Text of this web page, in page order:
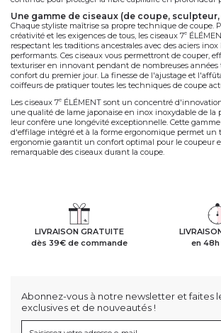
des produits de soin pour les cheveux
Offrez une cure de beauté à vos cheveux avec la ligne
"Care Line" ! Avec le sérum aux protéines de soie et le
aux extraits de protéines végétales et de kératine, 7
produits de soin pour les cheveux. Le sérum aux
intensément la chevelure et pénètre la fibre capillaire,
brillants, durablement nourris. Le soin hydratant bi-
pour nourrir et hydrater les cheveux secs et abimés. Sa
lissante et tonifiante, pour redonner souplesse et vitalité
du matériel électrique professionnel
7 eÉLÉMENT propose un large choix d'appareil
affirmer votre style ! Des lisseurs, sèche-cheveux et
brosse vapeur professionnelle "Steambrush" qui diffuse
respectant les traditions ancestrales avec des aciers inox
performants. Ces ciseaux vous permettront de couper,
texturiser en innovant pendant de nombreuses
confort du premier jour. La finesse de l'ajustage et
coiffeurs de pratiquer toutes les techniques de coupe
d'effilage intégré et à la forme ergonomique permet un
ergonomie garantit un confort optimal pour le coupeur
remarquable des ciseaux durant la coupe.